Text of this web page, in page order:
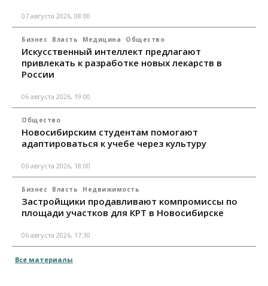
07 августа 2026, 08:00
Бизнес Власть Медицина Общество
Искусственный интеллект предлагают
привлекать к разработке новых лекарств в
России
06 августа 2026, 19:00
Общество
Новосибирским студентам помогают
адаптироваться к учебе через культуру
06 августа 2026, 18:00
Бизнес Власть Недвижимость
Застройщики продавливают компромиссы по
площади участков для КРТ в Новосибирске
06 августа 2026, 17:30
Все материалы